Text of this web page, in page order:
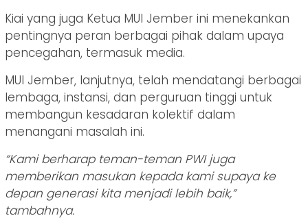
Kiai yang juga Ketua MUI Jember ini menekankan
pentingnya peran berbagai pihak dalam upaya
pencegahan, termasuk media.
MUI Jember, lanjutnya, telah mendatangi berbagai
lembaga, instansi, dan perguruan tinggi untuk
membangun kesadaran kolektif dalam
menangani masalah ini.
“Kami berharap teman-teman PWI juga
memberikan masukan kepada kami supaya ke
depan generasi kita menjadi lebih baik,”
tambahnya.